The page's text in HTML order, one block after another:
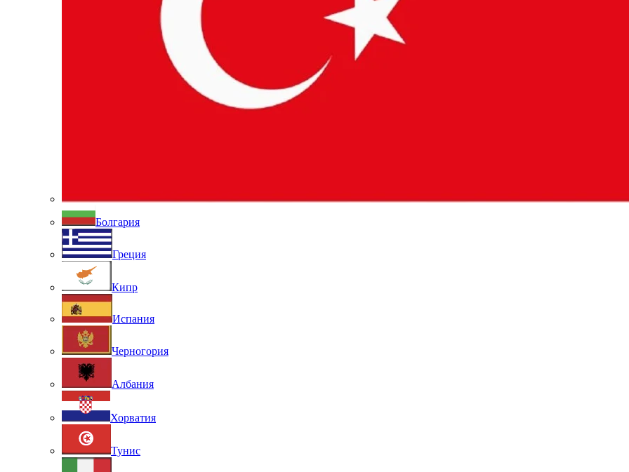
Болгария
Греция
Кипр
Испания
Черногория
Албания
Хорватия
Тунис